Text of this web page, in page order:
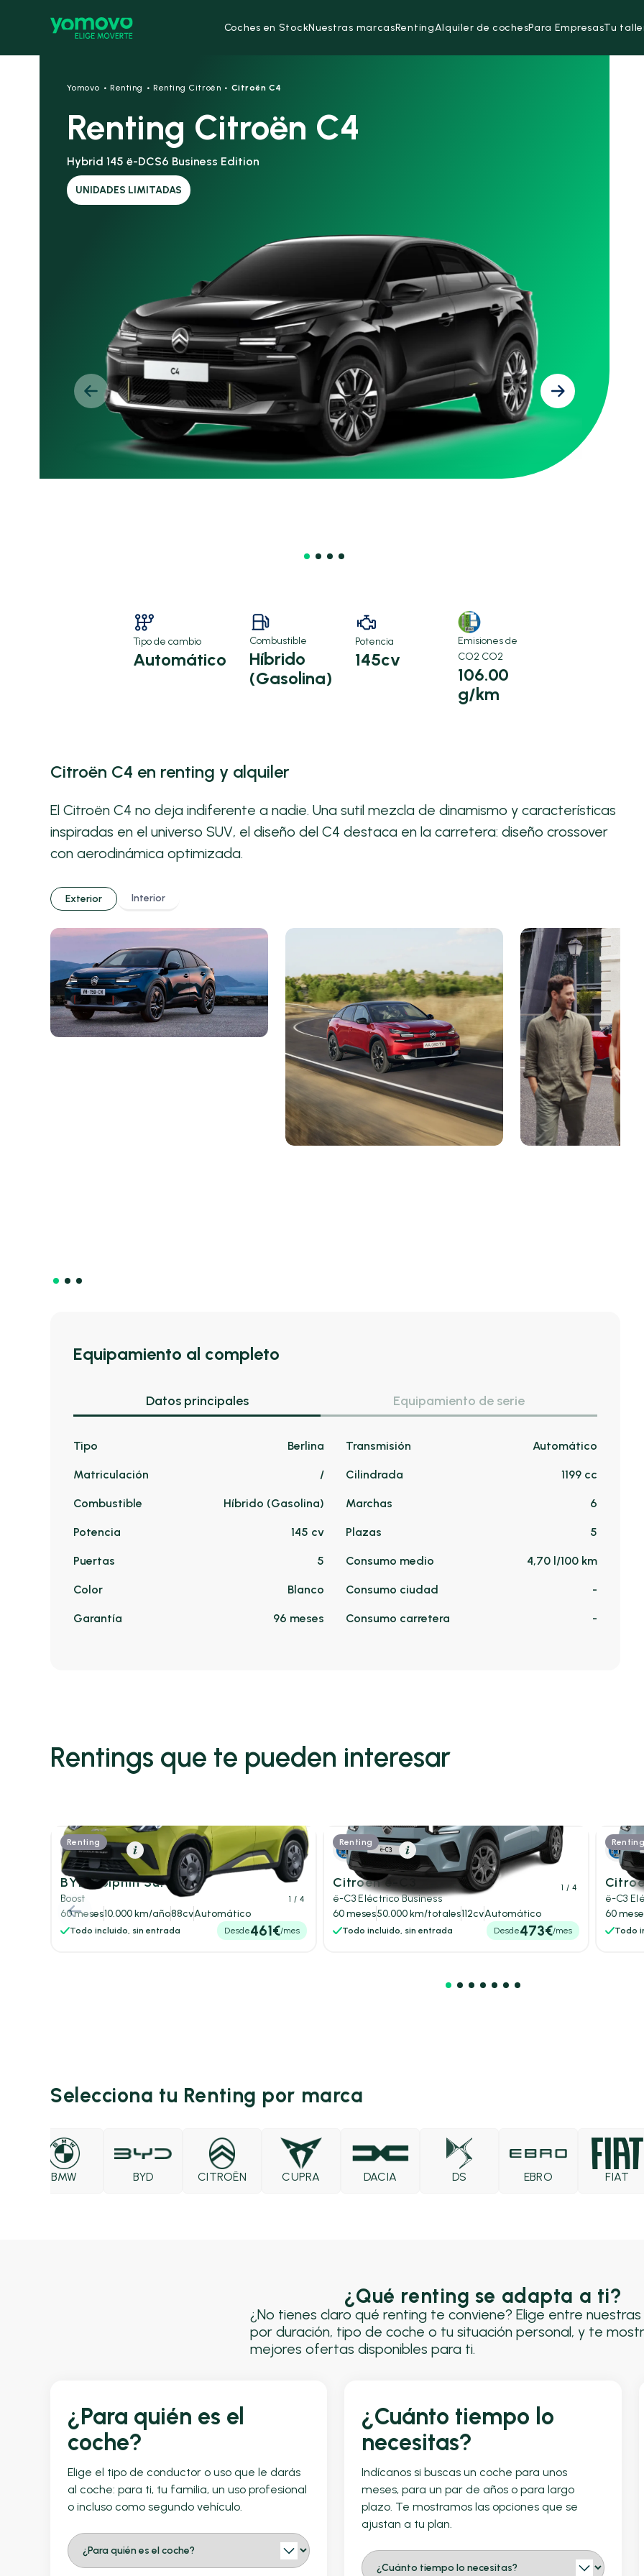
Coches en StockNuestras marcasRentingAlquiler de cochesPara EmpresasTu
Yomovo · Renting · Renting Citroën · Citroën C4
Renting Citroën C4
Hybrid 145 ë-DCS6 Business Edition
UNIDADES LIMITADAS
Tipo de cambio
Automático
Combustible
Híbrido
(Gasolina)
Potencia
145cv
Emisiones de
CO2 CO2
106.00
g/km
Citroën C4 en renting y alquiler
El Citroën C4 no deja indiferente a nadie. Una sutil mezcla de dinamismo y características
inspiradas en el universo SUV, el diseño del C4 destaca en la carretera: diseño crossover
con aerodinámica optimizada.
Exterior Interior
Equipamiento al completo
Datos principales Equipamiento de serie
Tipo Berlina
Matriculación /
Combustible Híbrido (Gasolina)
Potencia 145 cv
Puertas 5
Color Blanco
Garantía 96 meses
Transmisión Automático
Cilindrada 1199 cc
Marchas 6
Plazas 5
Consumo medio 4,70 l/100 km
Consumo ciudad -
Consumo carretera -
Rentings que te pueden interesar
1 / 4
Renting
Eléctrico Resumen
BYD Dolphin Surf
Boost
60 meses10.000 km/año88cvAutomático
Todo incluido, sin entrada Desde461€/mes
1 / 4
Renting
Eléctrico Resumen
Citroën ë-C3
ë-C3 Eléctrico Business
60 meses50.000 km/totales112cvAutomático
Todo incluido, sin entrada Desde473€/mes
Renting
ë-C3
60
Todo
Selecciona tu Renting por marca
BMW BYD CITROËN CUPRA DACIA DS EBRO FIAT
¿Qué renting se adapta a ti?
¿No tienes claro qué renting te conviene? Elige entre
por duración, tipo de coche o tu situación personal, y te
mejores ofertas disponibles para ti.
¿Para quién es el
coche?
Elige el tipo de conductor o uso que le darás
al coche: para ti, tu familia, un uso profesional
o incluso como segundo vehículo.
¿Cuánto tiempo lo
necesitas?
Indícanos si buscas un coche para unos
meses, para un par de años o para largo
plazo. Te mostramos las opciones que se
ajustan a tu plan.